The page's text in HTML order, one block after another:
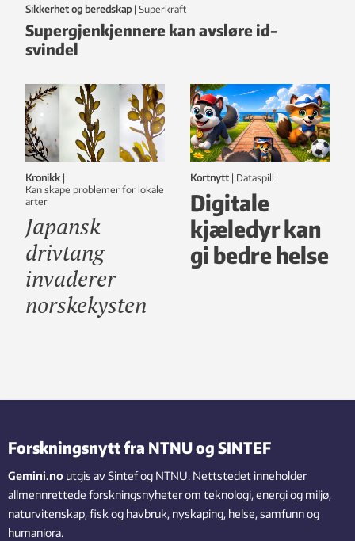
Sikkerhet og beredskap | Superkraft
Supergjenkjennere kan avsløre id-
svindel
Kronikk |
Kan skape problemer for lokale
arter
Japansk
drivtang
invaderer
norskekysten
Kortnytt | dataspill
Digitale
kjæledyr kan
gi bedre helse
Forskningsnytt fra NTNU og SINTEF
Gemini.no utgis av Sintef og NTNU. Nettstedet inneholder
allmennrettede forskningsnyheter om teknologi, energi og miljø,
naturvitenskap, fisk og havbruk, nyskaping, helse, samfunn og
humaniora.